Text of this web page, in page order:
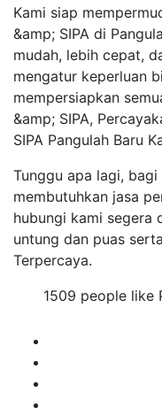
Kami siap
&amp; SIPA di
mudah, lebih cepat,
mengatur keperluan
mempersiapkan
&amp; SIPA,
SIPA Pangulah Baru
Tunggu apa lagi,
membutuhkan jasa
hubungi kami segera
untung dan puas
Terpercaya.
1509 people like